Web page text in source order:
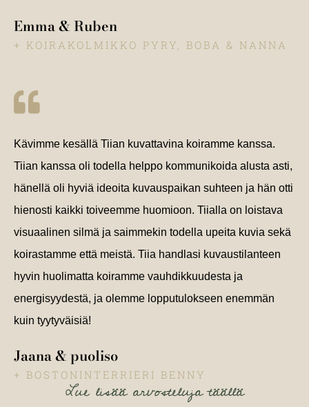
Emma & Ruben
+ KOIRAKOLMIKKO PYRY, BOBA & NANNA
Kävimme kesällä Tiian kuvattavina koiramme kanssa.
Tiian kanssa oli todella helppo kommunikoida alusta asti,
hänellä oli hyviä ideoita kuvauspaikan suhteen ja hän otti
hienosti kaikki toiveemme huomioon. Tiialla on loistava
visuaalinen silmä ja saimmekin todella upeita kuvia sekä
koirastamme että meistä. Tiia handlasi kuvaustilanteen
hyvin huolimatta koiramme vauhdikkuudesta ja
energisyydestä, ja olemme lopputulokseen enemmän
kuin tyytyväisiä!
Jaana & puoliso
+ BOSTONINTERRIERI BENNY
Lue lisää arvosteluja täällä